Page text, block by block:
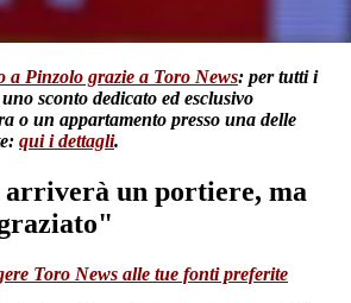
Pinzolo grazie a Toro News: per tutti i
sconto dedicato ed esclusivo
o un appartamento presso una delle
qui i dettagli.
un portiere, ma
Toro News alle tue fonti preferite